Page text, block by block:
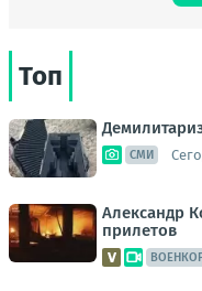
Топ
СМИ
Александр
прилетов